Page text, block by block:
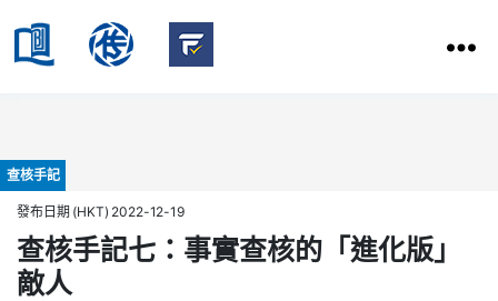
HKBU
of
Communication
Categories
查核手記
發布日期 (HKT) 2022-12-19
查核手記七：事實查核的「進化版」
敵人